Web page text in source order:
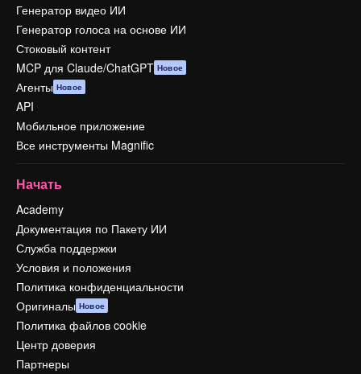
Генератор видео ИИ
Генератор голоса на основе ИИ
Стоковый контент
MCP для Claude/ChatGPT Новое
Агенты Новое
API
Мобильное приложение
Все инструменты Magnific
Начать
Academy
Документация по Пакету ИИ
Служба поддержки
Условия и положения
Политика конфиденциальности
Оригиналы Новое
Политика файлов cookie
Центр доверия
Партнеры